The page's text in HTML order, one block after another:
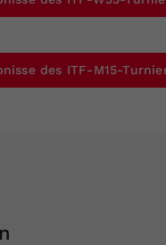
des ITF-M15-